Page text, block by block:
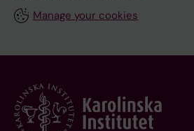
Manage your cookies